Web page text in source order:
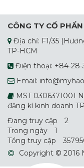
CÔNG TY CỔ
Địa chỉ: F1/35
TP-HCM
Điện thoại: +84-28-
Email:
MST 0306371001
đăng kí kinh doanh
Đang truy cập
2
Trong ngày
1
Tổng truy cập
Copyright © 2016